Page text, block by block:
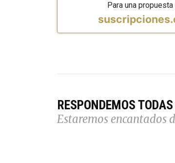
Para una
RESPONDEMOS
Estaremos encantados